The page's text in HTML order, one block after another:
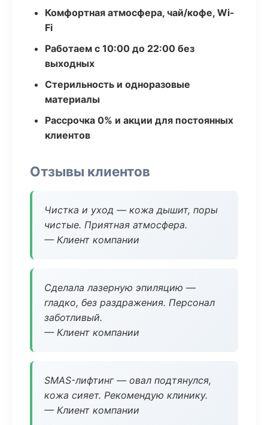
Комфортная атмосфера, чай/кофе, Wi-
Fi
Работаем с 10:00 до 22:00 без
выходных
Стерильность и одноразовые
материалы
Рассрочка 0% и акции для постоянных
клиентов
Отзывы клиентов
Чистка и уход — кожа дышит, поры
чистые. Приятная атмосфера.
— Клиент компании
Сделала лазерную эпиляцию —
гладко, без раздражения. Персонал
заботливый.
— Клиент компании
SMAS-лифтинг — овал подтянулся,
кожа сияет. Рекомендую клинику.
— Клиент компании